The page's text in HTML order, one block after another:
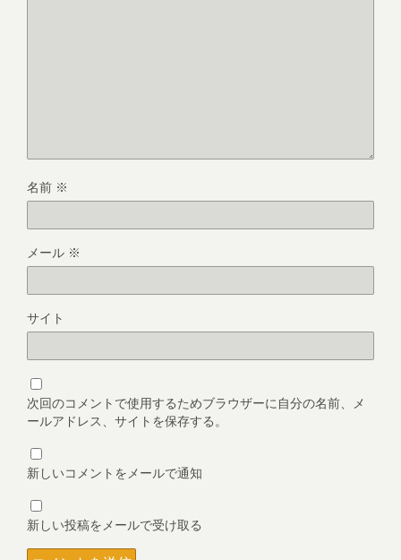
名前 ※
メール ※
サイト
次回のコメントで使用するためブラウザーに自分の名前、メ
ールアドレス、サイトを保存する。
新しいコメントをメールで通知
新しい投稿をメールで受け取る